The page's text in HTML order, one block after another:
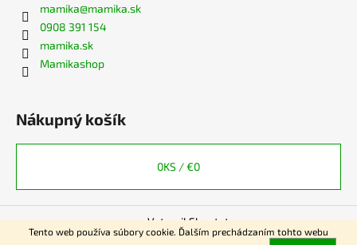
Tento web používa súbory cookie. Ďalším prechádzaním tohto webu
mamika@mamika.sk
0908 391 154
mamika.sk
Mamikashop
Nákupný košík
0KS /€0
Vytvoril Shoptet